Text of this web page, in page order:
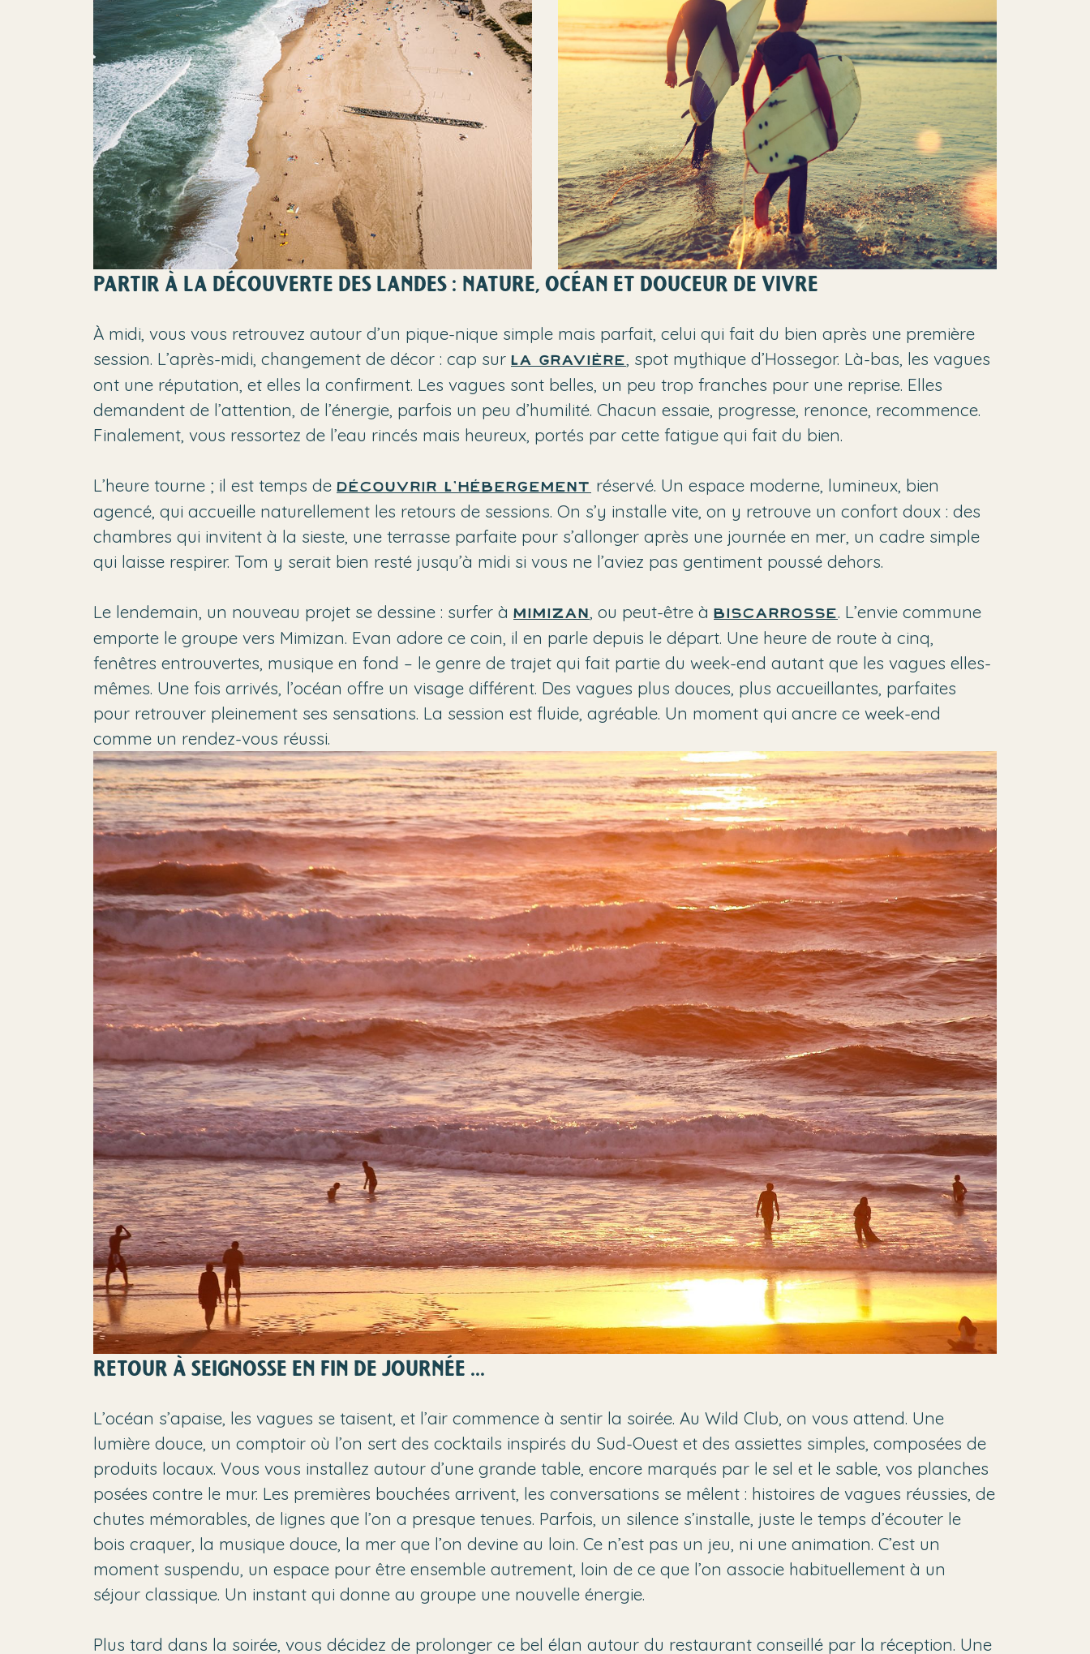
PARTIR À LA DÉCOUVERTE DES LANDES : NATURE, OCÉAN ET DOUCEUR DE VIVRE
À midi, vous vous retrouvez autour d’un pique-nique simple mais parfait, celui qui fait du bien après une première
session. L’après-midi, changement de décor : cap sur La Gravière
, spot mythique d’Hossegor. Là-bas, les vagues
ont une réputation, et elles la confirment. Les vagues sont belles, un peu trop franches pour une reprise. Elles
demandent de l’attention, de l’énergie, parfois un peu d’humilité. Chacun essaie, progresse, renonce, recommence.
Finalement, vous ressortez de l’eau rincés mais heureux, portés par cette fatigue qui fait du bien.
L’heure tourne ; il est temps de découvrir l’hébergement réservé. Un espace moderne, lumineux, bien
agencé, qui accueille naturellement les retours de sessions. On s’y installe vite, on y retrouve un confort doux : des
chambres qui invitent à la sieste, une terrasse parfaite pour s’allonger après une journée en mer, un cadre simple
qui laisse respirer. Tom y serait bien resté jusqu’à midi si vous ne l’aviez pas gentiment poussé dehors.
Le lendemain, un nouveau projet se dessine : surfer à Mimizan , ou peut-être à Biscarrosse. L’envie commune
emporte le groupe vers Mimizan. Evan adore ce coin, il en parle depuis le départ. Une heure de route à cinq,
fenêtres entrouvertes, musique en fond – le genre de trajet qui fait partie du week-end autant que les vagues elles-
mêmes. Une fois arrivés, l’océan offre un visage différent. Des vagues plus douces, plus accueillantes, parfaites
pour retrouver pleinement ses sensations. La session est fluide, agréable. Un moment qui ancre ce week-end
comme un rendez-vous réussi.
RETOUR À SEIGNOSSE EN FIN DE JOURNÉE ...
L’océan s’apaise, les vagues se taisent, et l’air commence à sentir la soirée. Au Wild Club, on vous attend. Une
lumière douce, un comptoir où l’on sert des cocktails inspirés du Sud-Ouest et des assiettes simples, composées de
produits locaux. Vous vous installez autour d’une grande table, encore marqués par le sel et le sable, vos planches
posées contre le mur. Les premières bouchées arrivent, les conversations se mêlent : histoires de vagues réussies, de
chutes mémorables, de lignes que l’on a presque tenues. Parfois, un silence s’installe, juste le temps d’écouter le
bois craquer, la musique douce, la mer que l’on devine au loin. Ce n’est pas un jeu, ni une animation. C’est un
moment suspendu, un espace pour être ensemble autrement, loin de ce que l’on associe habituellement à un
séjour classique. Un instant qui donne au groupe une nouvelle énergie.
Plus tard dans la soirée, vous décidez de prolonger ce bel élan autour du restaurant conseillé par la réception. Une